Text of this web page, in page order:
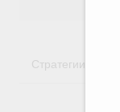
Стратегии